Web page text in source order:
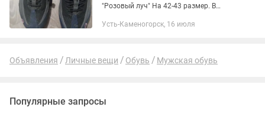
"Розовый луч" На 42-43 размер. В
раз. Покупались 2 года назад.
Усть-Каменогорск, 16 июля
Объявления Личные вещи Обувь Мужская обувь
Популярные запросы